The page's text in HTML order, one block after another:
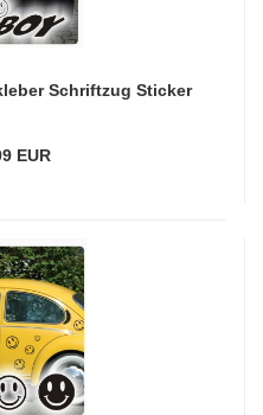
Schriftzug Sticker
EUR